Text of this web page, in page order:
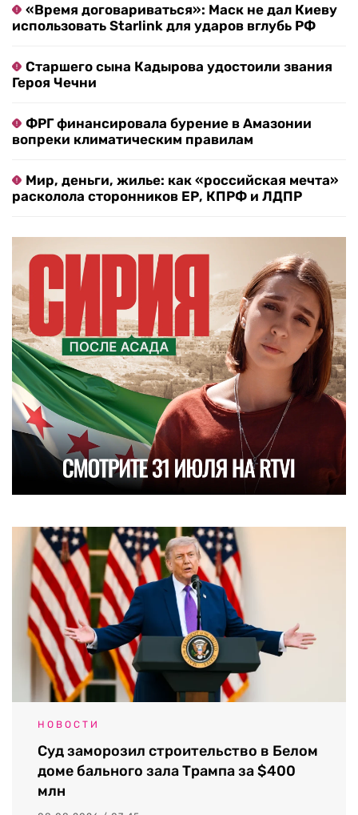
«Время договариваться»: Маск не дал Киеву
использовать Starlink для ударов вглубь РФ
Старшего сына Кадырова удостоили звания
Героя Чечни
ФРГ финансировала бурение в Амазонии
вопреки климатическим правилам
Мир, деньги, жилье: как «российская мечта»
расколола сторонников ЕР, КПРФ и ЛДПР
НОВОСТИ
Суд заморозил строительство в Белом
доме бального зала Трампа за $400
млн